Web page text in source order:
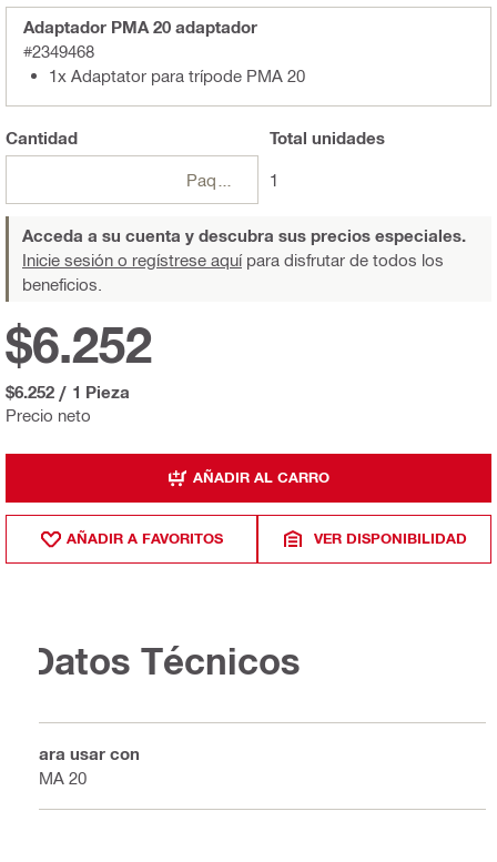
Adaptador PMA 20 adaptador
#2349468
1x Adaptator para trípode PMA 20
Cantidad Total unidades
1
Acceda a su cuenta y descubra sus precios especiales.
Inicie sesión o regístrese aquípara disfrutar de todos los
beneficios.
Precio neto
$6.252
$6.252 / 1 Pieza
AÑADIR AL CARRO
AÑADIR A FAVORITOS VER DISPONIBILIDAD
Datos Técnicos
Para usar con
PMA 20